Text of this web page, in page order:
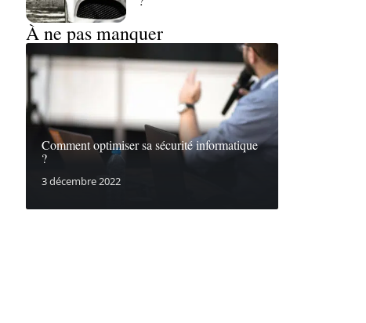
À ne pas manquer
Comment optimiser sa sécurité informatique
?
3 décembre 2022